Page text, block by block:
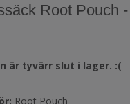
Root Pouch
är tyvärr slut i lager. :(
Root Pouch